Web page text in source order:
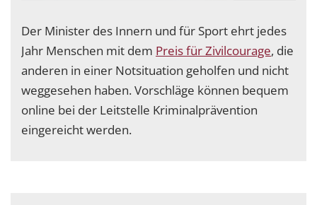
Der Minister des Innern und für Sport ehrt jedes
Jahr Menschen mit dem Preis für Zivilcourage, die
anderen in einer Notsituation geholfen und nicht
weggesehen haben. Vorschläge können bequem
online bei der Leitstelle Kriminalprävention
eingereicht werden.